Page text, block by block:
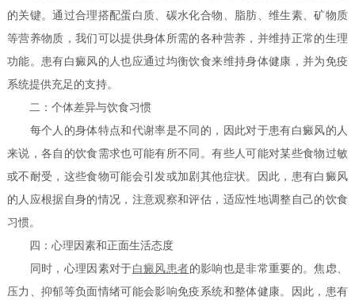
的关键。通过合理搭配蛋白质、碳水化合物、脂肪、维生素、矿物质
等营养物质，我们可以提供身体所需的各种营养，并维持正常的生理
功能。患有白癜风的人也应通过均衡饮食来维持身体健康，并为免疫
系统提供充足的支持。
二：个体差异与饮食习惯
每个人的身体特点和代谢率是不同的，因此对于患有白癜风的人
来说，各自的饮食需求也可能有所不同。有些人可能对某些食物过敏
或不耐受，这些食物可能会引发或加剧其他症状。因此，患有白癜风
的人应根据自身的情况，注意观察和评估，适应性地调整自己的饮食
习惯。
四：心理因素和正面生活态度
同时，心理因素对于白癜风患者的影响也是非常重要的。焦虑、
压力、抑郁等负面情绪可能会影响免疫系统和整体健康。因此，患有